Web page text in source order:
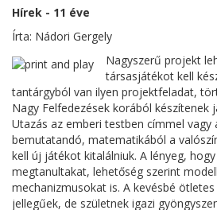
Hírek - 11 éve
Írta: Nádori Gergely
Nagyszerű projekt
társasjátékot kell
tantárgyból van ilyen projektfeladat,
Nagy Felfedezések korából készítenek
Utazás az emberi testben címmel vagy
bemutatandó, matematikából a
kell új játékot kitalálniuk. A lényeg,
megtanultakat, lehetőség szerint
mechanizmusokat is. A kevésbé
jellegűek, de születnek igazi